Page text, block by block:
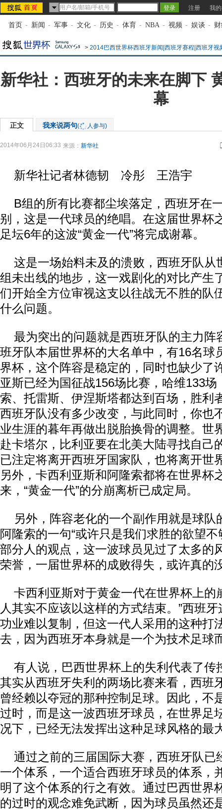
注册 我
首页 - 新闻 - 军事 - 文化 - 历史 - 体育 - NBA - 视频 - 娱谈 -
> 2014巴西世界杯西班牙新闻|西班牙赛程|西班牙视
新华社：西班牙的未来在脚下
幕
正文 我来说两句( 人参与)
2014年06月24日06:33 来源： 新华社
新华社记者林德韧 冷彤 王浩宇
B组的所有比赛都尘埃落定，西班牙在
别，这是一代球员的绝唱。在这届世界杯
足坛6年的这波“黄金一代”将完成谢幕。
这是一场始料未及的溃败，西班牙队从
组未出线的地步，这一戏剧化的对比产生
们开始全方位审视这支以往战无不胜的队
什么问题。
最为突出的问题就是西班牙队的主力阵
班牙队本届世界杯的大名单中，有16名球
界杯，这个阵容是稳定的，同时也缺少了
亚斯已经为国征战156场比赛，哈维133场
索、托雷斯、伊涅斯塔都达到百场，胜利
西班牙队没有多少改变，与此同时，你也
业生涯的暮年再做出脱胎换骨的调整。世
赴卡塔尔，比利亚要在北美大陆寻找自己
已注定将离开西班牙国家队，也将离开世
另外，卡西利亚斯和阿隆索都将在世界杯
来，“黄金一代”的分崩离析已成定局。
另外，阵容老化的一个副作用就是球队
阿隆索的一句“或许只是我们求胜的欲望
部分人的观点，这一波球员见过了太多的
荣誉，一届世界杯的成败得失，或许真的
卡西利亚斯对于黄金一代在世界杯上的
人其实不应该以这样的方式结束。”西班
功业难以复制，但这一代人采用的这种打
去，因为西班牙本身就是一个为技术足球
有人说，巴西世界杯上的失利代表了传
其实从西班牙失利的两场比赛来看，西班
曾经赖以夺冠的那种控制足球。因此，不
过时，而是这一波西班牙球员，在世界足
况下，已经无法发挥出这种足球风格的最
通过之前的三届国际大赛，西班牙队已
一个体系，一个适合西班牙球员的体系，
明了这个体系的行之有效。通过巴西世界
的过时的观念难免武断，因为球员虽然还